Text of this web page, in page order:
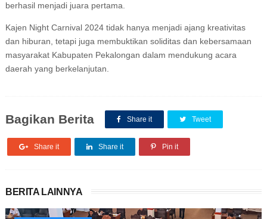
berhasil menjadi juara pertama.
Kajen Night Carnival 2024 tidak hanya menjadi ajang kreativitas
dan hiburan, tetapi juga membuktikan soliditas dan kebersamaan
masyarakat Kabupaten Pekalongan dalam mendukung acara
daerah yang berkelanjutan.
Bagikan Berita Share it Tweet
Share it Share it Pin it
BERITA LAINNYA